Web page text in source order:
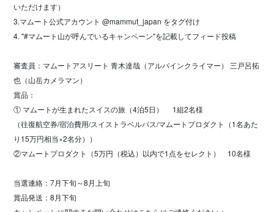
いただけます）
3.マムート公式アカウント @mammut_japan をタグ付け
4. "#マムート山が呼んでいるキャンペーン"を記載してフィード投稿
審査員：マムートアスリート 青木達哉（アルパインクライマー） 三戸呂拓
也（山岳カメラマン）
賞品：
① マムートが生まれたスイスの旅（4泊5日） 1組2名様
（往復航空券/宿泊費用/スイストラベルパス/マムートプロダクト（1名あた
り15万円相当×2名分））
②マムートプロダクト（5万円（税込）以内で1点をセレクト） 10名様
当選連絡：7月下旬～8月上旬
賞品発送：8月下旬